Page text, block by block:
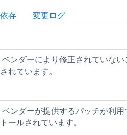
依存 変更ログ
ンダーにより修正されていな
れています。
ンダーが提供するパッチが利
ールされています。